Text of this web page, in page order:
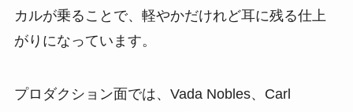
カルが乗ることで、軽やかだけれど耳に残る仕上
がりになっています。
プロダクション面では、Vada Nobles、Carl